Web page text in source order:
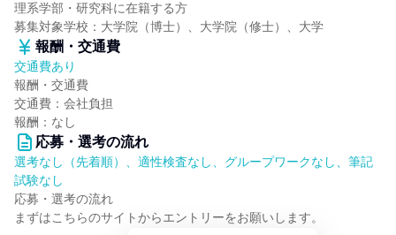
理系学部・研究科に在籍する方
募集対象学校：大学院（博士）、大学院（修士）、大学
報酬・交通費
交通費あり
報酬・交通費
交通費：会社負担
報酬：なし
応募・選考の流れ
選考なし（先着順）、適性検査なし、グループワークなし、筆記
試験なし
応募・選考の流れ
まずはこちらのサイトからエントリーをお願いします。